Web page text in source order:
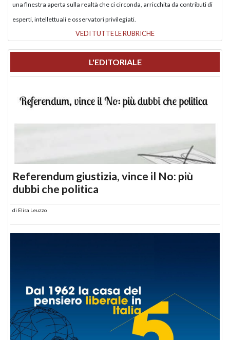
una finestra aperta sulla realtà che ci circonda, arricchita da contributi di
esperti, intellettuali e osservatori privilegiati.
VEDI TUTTE LE RUBRICHE
L'EDITORIALE
Referendum giustizia, vince il No: più
dubbi che politica
di Elisa Leuzzo